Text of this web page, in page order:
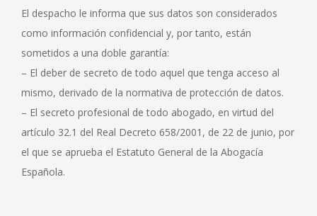
El despacho le informa que sus datos son considerados
como información confidencial y, por tanto, están
sometidos a una doble garantía:
– El deber de secreto de todo aquel que tenga acceso al
mismo, derivado de la normativa de protección de datos.
– El secreto profesional de todo abogado, en virtud del
artículo 32.1 del Real Decreto 658/2001, de 22 de junio, por
el que se aprueba el Estatuto General de la Abogacía
Española.